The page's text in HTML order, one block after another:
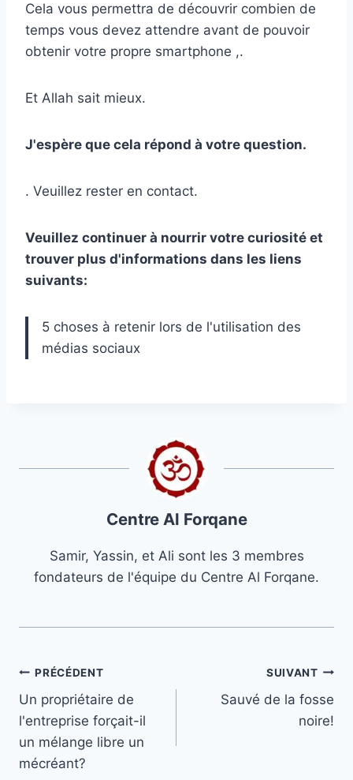
Cela vous permettra de découvrir combien de
temps vous devez attendre avant de pouvoir
obtenir votre propre smartphone ,.
Et Allah sait mieux.
J'espère que cela répond à votre question.
. Veuillez rester en contact.
Veuillez continuer à nourrir votre curiosité et
trouver plus d'informations dans les liens
suivants:
5 choses à retenir lors de l'utilisation des
médias sociaux
Centre Al Forqane
Samir, Yassin, et Ali sont les 3 membres
fondateurs de l'équipe du Centre Al Forqane.
Navigation
de
l’article
PRÉCÉDENT
Un propriétaire de
l'entreprise forçait-il
un mélange libre un
mécréant?
SUIVANT
Sauvé de la fosse
noire!